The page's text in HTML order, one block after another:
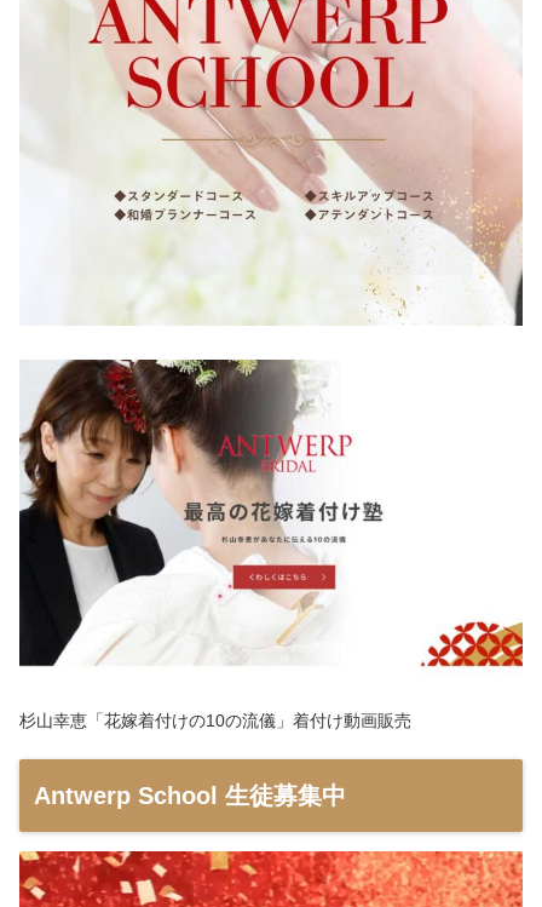
杉山幸恵「花嫁着付けの10の流儀」着付け動画販売
Antwerp School 生徒募集中
動
画